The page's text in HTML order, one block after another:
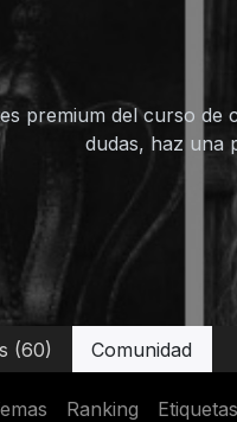
premium del curso
dudas, haz una
(60) Comunidad
Ranking Etiquetas